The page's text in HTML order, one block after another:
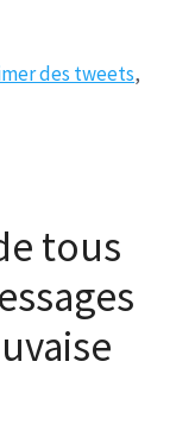
des tweets,
tous